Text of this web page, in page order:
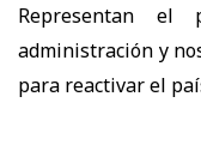
Representan
administración y
para reactivar el